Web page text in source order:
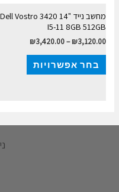
מחשב נייד Dell Vostro 3420 14"
I5-11 8GB 512GB
₪3,120.00
–
₪3,420.00
בחר אפשרויות